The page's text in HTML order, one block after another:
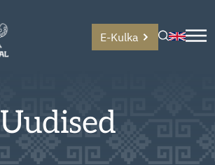
E-Kulka
Uudised